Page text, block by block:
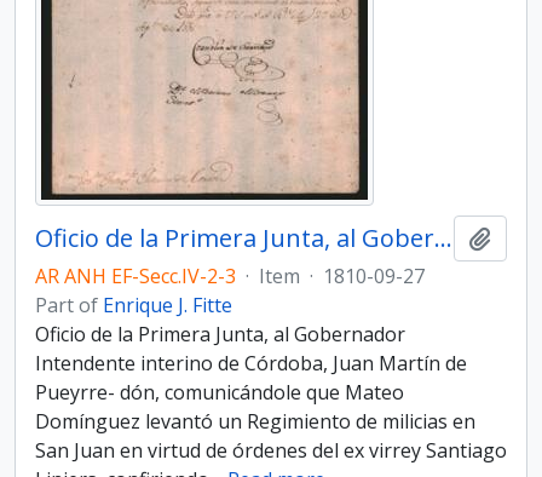
Oficio de la Primera Junta, al Gobernador Intendente interino de Córdoba, Juan Martín de Pueyrredón
AR ANH EF-Secc.IV-2-3 · Item · 1810-09-27
Part of Enrique J. Fitte
Oficio de la Primera Junta, al Gobernador
Intendente interino de Córdoba, Juan Martín de
Pueyrre- dón, comunicándole que Mateo
Domínguez levantó un Regimiento de milicias en
San Juan en virtud de órdenes del ex virrey Santiago